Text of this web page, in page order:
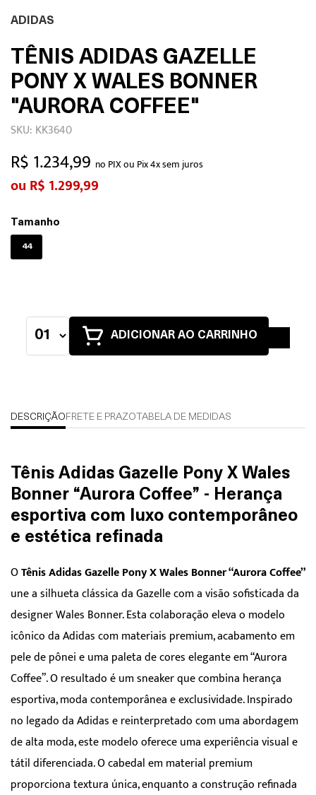
ADIDAS
TÊNIS ADIDAS GAZELLE
PONY X WALES BONNER
"AURORA COFFEE"
SKU: KK3640
R$ 1.234,99 no PIX ou Pix 4x sem juros
R$ 1.299,99
Tamanho
44
ADICIONAR AO CARRINHO
DESCRIÇÃO FRETE E PRAZOTABELA DE MEDIDAS
Tênis Adidas Gazelle Pony X Wales
Bonner “Aurora Coffee” - Herança
esportiva com luxo contemporâneo
e estética refinada
OTênis Adidas Gazelle Pony X Wales Bonner “Aurora Coffee”
une a silhueta clássica da Gazelle com a visão sofisticada da
designer Wales Bonner. Esta colaboração eleva o modelo
icônico da Adidas com materiais premium, acabamento em
pele de pônei e uma paleta de cores elegante em “Aurora
Coffee”. O resultado é um sneaker que combina herança
esportiva, moda contemporânea e exclusividade. Inspirado
no legado da Adidas e reinterpretado com uma abordagem
de alta moda, este modelo oferece uma experiência visual e
tátil diferenciada. O cabedal em material premium
proporciona textura única, enquanto a construção refinada